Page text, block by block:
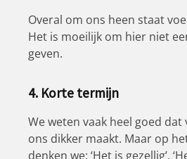
Overal om ons heen staat
Het is moeilijk om hier niet
geven.
4. Korte termijn
We weten vaak heel goed
ons dikker maakt. Maar op
denken we: ‘Het is gezellig’,